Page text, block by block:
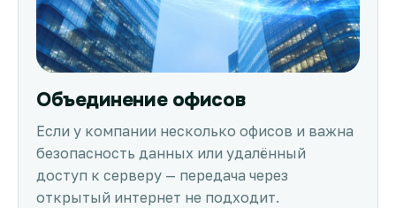
Объединение офисов
Если у компании несколько офисов и важна
безопасность данных или удалённый
доступ к серверу — передача через
открытый интернет не подходит.